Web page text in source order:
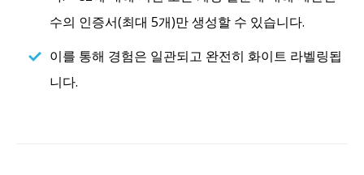
수의 인증서(최대 5개)만 생성할 수 있습니다.
이를 통해 경험은 일관되고 완전히 화이트 라벨링됩
니다.